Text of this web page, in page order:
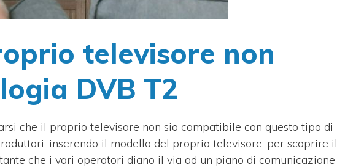
televisore non
DVB T2
che il proprio televisore non sia compatibile con questo tipo di
inserendo il modello del proprio televisore, per scoprire il
che i vari operatori diano il via ad un piano di comunicazione